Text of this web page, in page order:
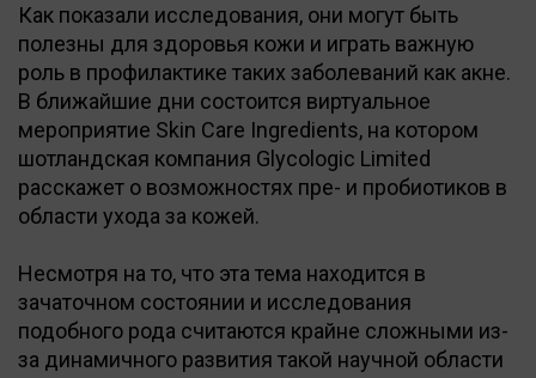
Как показали исследования, они могут быть
полезны для здоровья кожи и играть важную
роль в профилактике таких заболеваний как акне.
В ближайшие дни состоится виртуальное
мероприятие Skin Care Ingredients, на котором
шотландская компания Glycologic Limited
расскажет о возможностях пре- и пробиотиков в
области ухода за кожей.
Несмотря на то, что эта тема находится в
зачаточном состоянии и исследования
подобного рода считаются крайне сложными из-
за динамичного развития такой научной области